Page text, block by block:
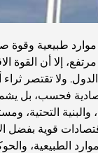
طبيعية وقوة
إلا أن القوة
ولا تقتصر ثراء
فحسب، بل
والبنية التحتية،
قوية بفضل
الطبيعية،